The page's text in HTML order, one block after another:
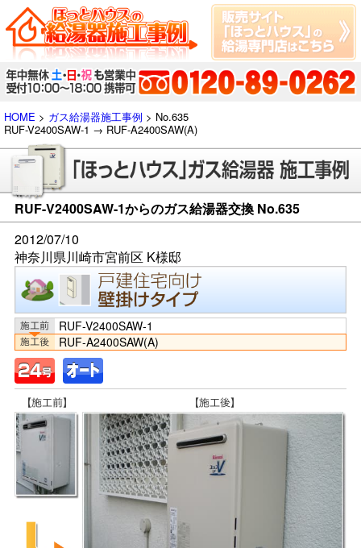
HOME > ガス給湯器施工事例 > No.635
RUF-V2400SAW-1 → RUF-A2400SAW(A)
RUF-V2400SAW-1からのガス給湯器交換 No.635
2012/07/10
神奈川県川崎市宮前区 K様邸
RUF-V2400SAW-1
RUF-A2400SAW(A)